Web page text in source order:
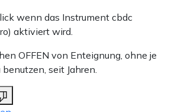
wenn das Instrument cbdc
aktiviert wird.
OFFEN von Enteignung, ohne je
seit Jahren.